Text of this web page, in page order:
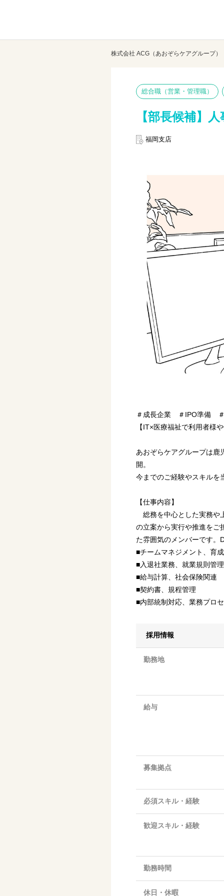
株式会社 ACG（あおぞらケアグループ）
総合職（営業・管理職）
【部長候補】
福岡支店
＃成長企業 ＃IPO準備
【IT×医療福祉で利用者様
あおぞらケアグループは鹿
開。
今までのご経験やスキルを
【仕事内容】
総務を中心とした実務や
の立案から実行や推進をご
た雰囲気のメンバーです。
■チームマネジメント、育成
■入退社業務、就業規則管理
■給与計算、社会保険関連
■契約書、規程管理
■内部統制対応、業務プロ
採用情報
勤務地
給与
募集拠点
必須スキル・経験
歓迎スキル・経験
勤務時間
休日・休暇